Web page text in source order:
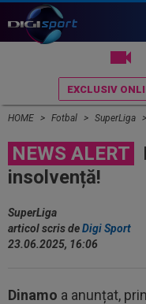
EXCLUSIV
HOME Fotbal SuperLiga
NEWS ALERT
insolvență!
SuperLiga
articol scris deDigi Sport
23.06.2025, 16:06
Dinamo a anunțat,